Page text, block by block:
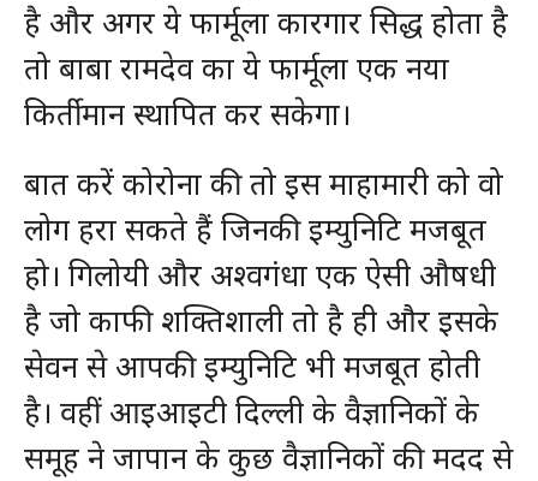
है और अगर ये फार्मूला कारगार सिद्ध होता है
तो बाबा रामदेव का ये फार्मूला एक नया
किर्तीमान स्थापित कर सकेगा।
बात करें कोरोना की तो इस माहामारी को वो
लोग हरा सकते हैं जिनकी इम्युनिटि मजबूत
हो। गिलोयी और अश्वगंधा एक ऐसी औषधी
है जो काफी शक्तिशाली तो है ही और इसके
सेवन से आपकी इम्युनिटि भी मजबूत होती
है। वहीं आइआइटी दिल्ली के वैज्ञानिकों के
समूह ने जापान के कुछ वैज्ञानिकों की मदद से